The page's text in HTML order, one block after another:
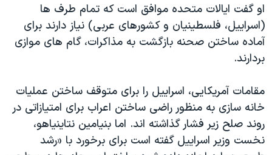
او گفت ایالات متحده موافق است که تمام طرف ها
(اسراییل، فلسطینیان و کشورهای عربی) نیاز دارند برای
آماده ساختن صحنه بازگشت به مذاکرات، گام های موازی
بردارند.
مقامات آمریکایی، اسراییل را برای متوقف ساختن عملیات
خانه سازی به منظور راضی ساختن اعراب برای امتیازاتی در
روند صلح زیر فشار گذاشته اند. اما بنیامین نتاینیاهو،
نخست وزیر اسراییل گفته است برای برخورد با «رشد